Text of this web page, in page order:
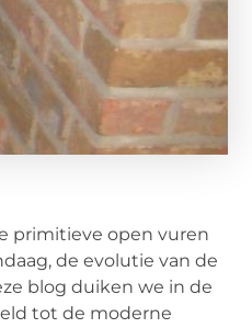
primitieve open vuren
de evolutie van de
blog duiken we in de
tot de moderne